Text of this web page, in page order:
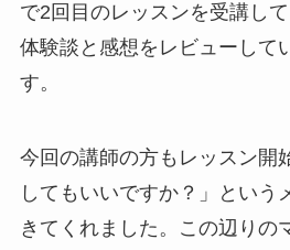
で2回目のレッスンを受講し
体験談と感想をレビューして
す。
今回の講師の方もレッスン開
してもいいですか？」という
きてくれました。この辺りの